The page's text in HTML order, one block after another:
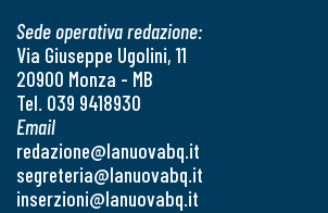
Sede operativa redazione:
Via Giuseppe Ugolini, 11
20900 Monza - MB
Tel. 039 9418930
Email
redazione@lanuovabq.it
segreteria@lanuovabq.it
inserzioni@lanuovabq.it